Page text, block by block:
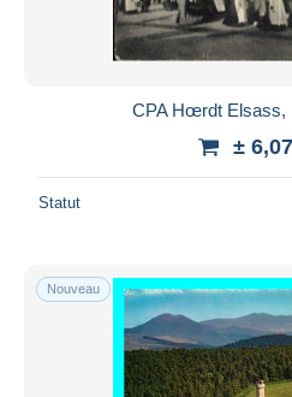
CPA Hœrdt Elsass,
±
Statut
Nouveau